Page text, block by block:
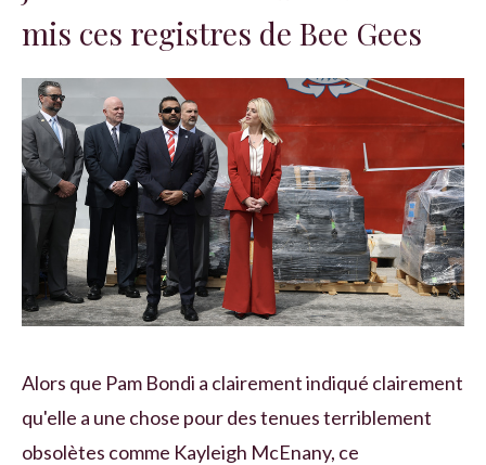
mis ces registres de Bee Gees
Alors que Pam Bondi a clairement indiqué clairement
qu'elle a une chose pour des tenues terriblement
obsolètes comme Kayleigh McEnany, ce